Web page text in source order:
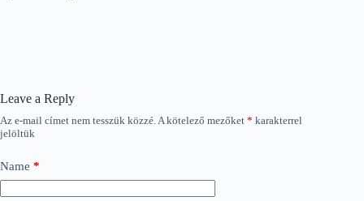
Leave a Reply
Az e-mail címet nem tesszük közzé.A kötelező mezőket * karakterrel
jelöltük
Name *